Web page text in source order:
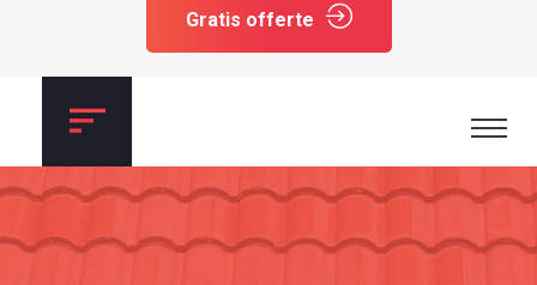
Gratis offerte